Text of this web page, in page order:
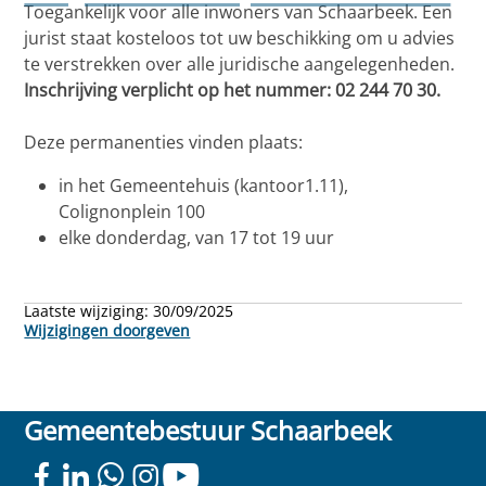
Toegankelijk voor alle inwoners van Schaarbeek. Een
jurist staat kosteloos tot uw beschikking om u advies
te verstrekken over alle juridische aangelegenheden.
Inschrijving verplicht op het nummer: 02 244 70 30.
Deze permanenties vinden plaats:
in het Gemeentehuis (kantoor1.11),
Colignonplein 100
elke donderdag, van 17 tot 19 uur
Laatste wijziging:30/09/2025
Wijzigingen doorgeven
Gemeentebestuur Schaarbeek